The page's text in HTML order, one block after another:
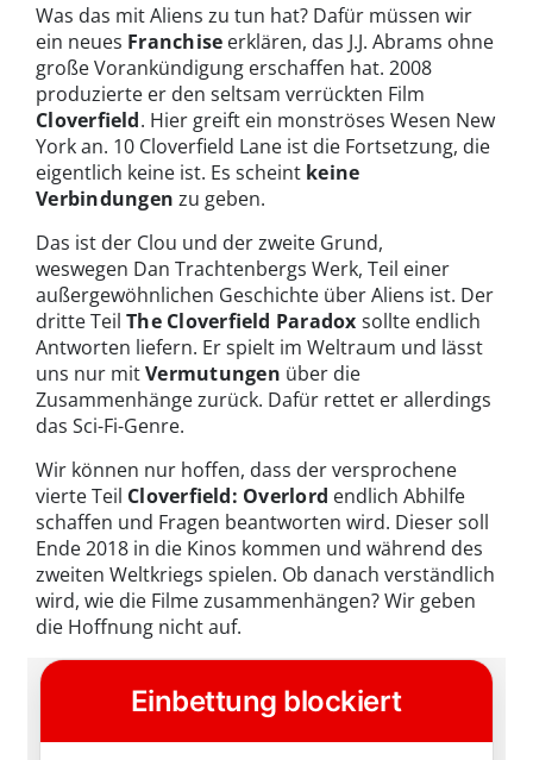
Was das mit Aliens zu tun hat? Dafür müssen wir
ein neues Franchise erklären, das J.J. Abrams ohne
große Vorankündigung erschaffen hat. 2008
produzierte er den seltsam verrückten Film
Cloverfield. Hier greift ein monströses Wesen New
York an. 10 Cloverfield Lane ist die Fortsetzung, die
eigentlich keine ist. Es scheint keine
Verbindungen zu geben.
Das ist der Clou und der zweite Grund,
weswegen Dan Trachtenbergs Werk, Teil einer
außergewöhnlichen Geschichte über Aliens ist. Der
dritte Teil The Cloverfield Paradox sollte endlich
Antworten liefern. Er spielt im Weltraum und lässt
uns nur mitVermutungen über die
Zusammenhänge zurück. Dafür rettet er allerdings
das Sci-Fi-Genre.
Wir können nur hoffen, dass der versprochene
vierte Teil Cloverfield: Overlord endlich Abhilfe
schaffen und Fragen beantworten wird. Dieser soll
Ende 2018 in die Kinos kommen und während des
zweiten Weltkriegs spielen. Ob danach verständlich
wird, wie die Filme zusammenhängen? Wir geben
die Hoffnung nicht auf.